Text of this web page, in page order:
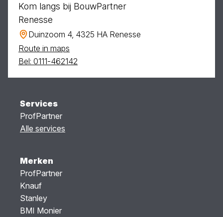
Kom langs bij BouwPartner
Renesse
Duinzoom 4, 4325 HA Renesse
Route in maps
Bel: 0111-462142
Services
ProfPartner
Alle services
Merken
ProfPartner
Knauf
Stanley
BMI Monier